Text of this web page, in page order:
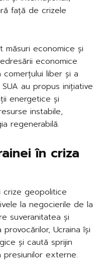
față de crizele
măsuri economice și
economice
comerțului liber și a
au propus inițiative
energetice și
instabile,
regenerabilă.
în criza
crize geopolitice
la negocierile de la
suveranitatea și
Ucraina își
și caută sprijin
externe.